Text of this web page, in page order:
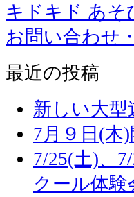
キドキド あそ
お問い合わせ
最近の投稿
新しい大
7月９日(
7/25(土)、
クール体